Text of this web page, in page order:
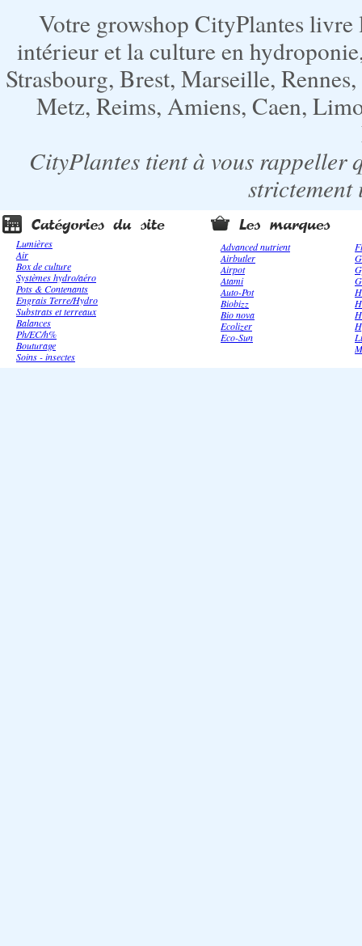
Votre growshop CityPlantes
intérieur et la culture en
Strasbourg, Brest, Marseille,
Metz, Reims, Amiens, Caen,
CityPlantes tient à vous rappeller
strictement
Lumières
Air
Box de culture
Systèmes hydro/aéro
Pots & Contenants
Engrais Terre/Hydro
Substrats et terreaux
Balances
Ph/EC/h%
Bouturage
Soins - insectes
Advanced nutrient
Airbutler
Airpot
Atami
Auto-Pot
Biobizz
Bio nova
Ecolizer
Eco-Sun